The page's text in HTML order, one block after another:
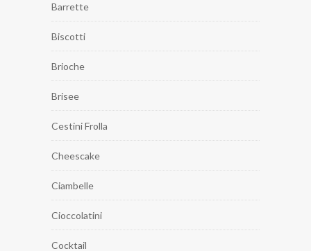
Barrette
Biscotti
Brioche
Brisee
Cestini Frolla
Cheescake
Ciambelle
Cioccolatini
Cocktail